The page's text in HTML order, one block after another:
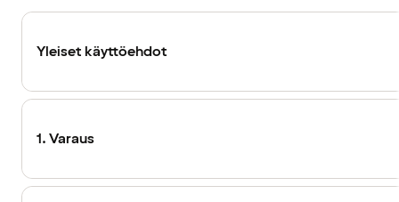
Yleiset käyttöehdot
1. Varaus